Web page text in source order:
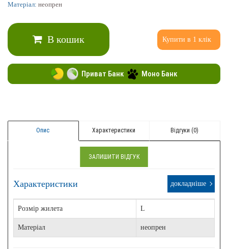
Матеріал: неопрен
В кошик Купити в 1 клік
Приват Банк Моно Банк
ЗАЛИШИТИ ВІДГУК
Опис Характеристики Відгуки (0)
Характеристики докладніше
Розмір жилета L
Матеріал неопрен